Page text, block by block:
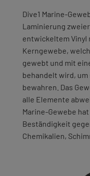
Dive1 Marine-
Laminierung
entwickeltem Vinyl
Kerngewebe,
gewebt und mit
behandelt wird,
bewahren. Das
alle Elemente
Marine-Gewebe
Beständigkeit
Chemikalien,